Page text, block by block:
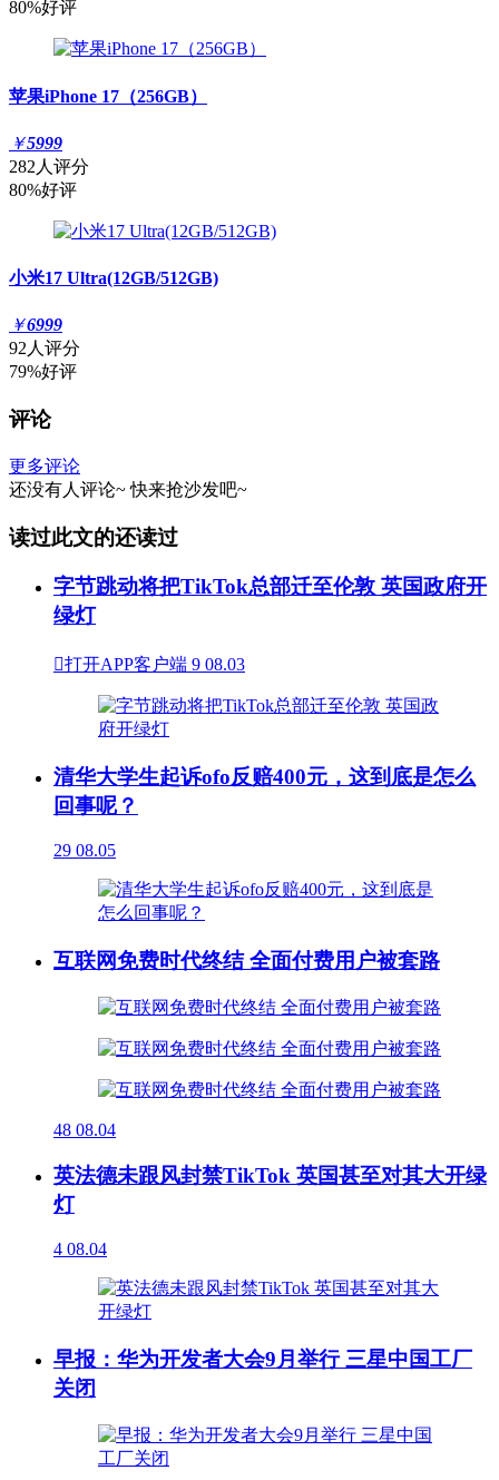
80%好评
苹果iPhone 17（256GB）
￥5999
282人评分
80%好评
小米17 Ultra(12GB/512GB)
￥6999
92人评分
79%好评
评论
更多评论
还没有人评论~ 快来抢沙发吧~
读过此文的还读过
字节跳动将把TikTok总部迁至伦敦 英国政府开
绿灯
打开APP客户端 9 08.03
清华大学生起诉ofo反赔400元，这到底是怎么
回事呢？
29 08.05
互联网免费时代终结 全面付费用户被套路
48 08.04
英法德未跟风封禁TikTok 英国甚至对其大开绿
灯
4 08.04
早报：华为开发者大会9月举行 三星中国工厂
关闭